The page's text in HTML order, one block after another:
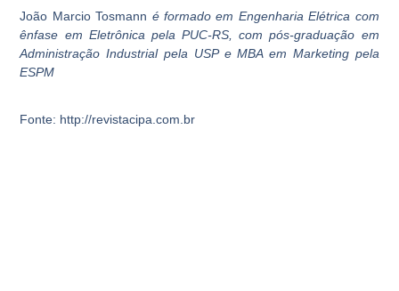
João Marcio Tosmann é formado em Engenharia Elétrica com
ênfase em Eletrônica pela PUC-RS, com pós-graduação em
Administração Industrial pela USP e MBA em Marketing pela
ESPM
Fonte: http://revistacipa.com.br